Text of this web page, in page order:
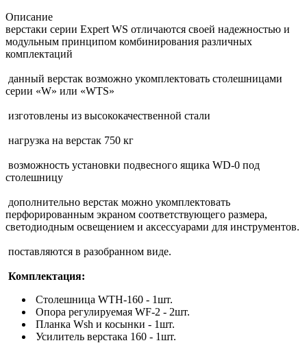
Описание
верстаки серии Expert WS отличаются своей надежностью и
модульным принципом комбинирования различных
комплектаций
данный верстак возможно укомплектовать столешницами
серии «W» или «WTS»
изготовлены из высококачественной стали
нагрузка на верстак 750 кг
возможность установки подвесного ящика WD-0 под
столешницу
дополнительно верстак можно укомплектовать
перфорированным экраном соответствующего размера,
светодиодным освещением и аксессуарами для инструментов.
поставляются в разобранном виде.
Комплектация:
Столешница WTH-160 - 1шт.
Опора регулируемая WF-2 - 2шт.
Планка Wsh и косынки - 1шт.
Усилитель верстака 160 - 1шт.